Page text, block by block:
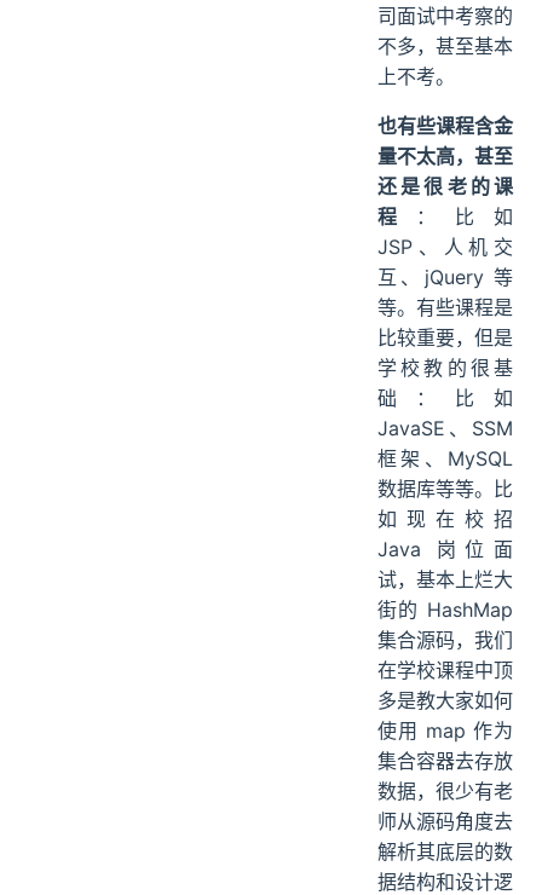
司面试中考察的
不多，甚至基本
上不考。
也有些课程含金
量不太高，甚至
还是很老的课
程
：比如
JSP、人机交
互、jQuery 等
等。有些课程是
比较重要，但是
学校教的很基
础：比如
JavaSE、SSM
框架、MySQL
数据库等等。比
如现在校招
Java 岗位面
试，基本上烂大
街的 HashMap
集合源码，我们
在学校课程中顶
多是教大家如何
使用 map 作为
集合容器去存放
数据，很少有老
师从源码角度去
解析其底层的数
据结构和设计逻